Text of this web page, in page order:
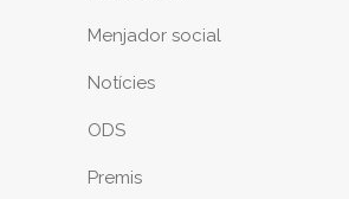
Menjador social
Notícies
ODS
Premis